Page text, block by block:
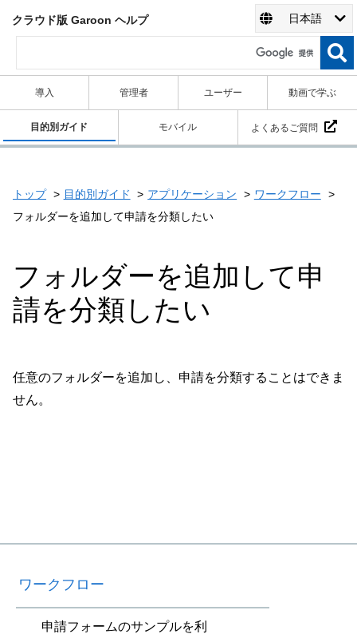
クラウド版 Garoon ヘルプ 日本語
導入 管理者 ユーザー 動画で学ぶ
目的別ガイド モバイル よくあるご質問
トップ 目的別ガイド アプリケーション
ワークフロー
フォルダーを追加して申請を分類したい
フォルダーを追加して申
請を分類したい
任意のフォルダーを追加し、申請を分類することはできま
せん。
ワークフロー
申請フォームのサンプルを利